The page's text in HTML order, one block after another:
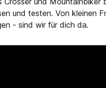
und testen. Von kleinen
- sind wir für dich da.